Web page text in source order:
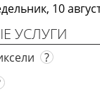
10
УСЛУГИ
?